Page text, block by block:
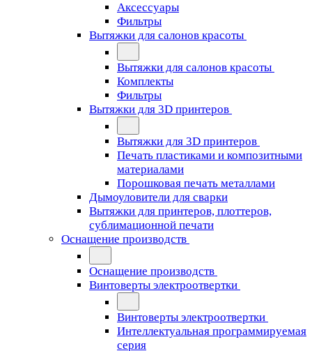
Аксессуары
Фильтры
Вытяжки для салонов красоты
Вытяжки для салонов красоты
Комплекты
Фильтры
Вытяжки для 3D принтеров
Вытяжки для 3D принтеров
Печать пластиками и композитными
материалами
Порошковая печать металлами
Дымоуловители для сварки
Вытяжки для принтеров, плоттеров,
сублимационной печати
Оснащение производств
Оснащение производств
Винтоверты электроотвертки
Винтоверты электроотвертки
Интеллектуальная программируемая
серия